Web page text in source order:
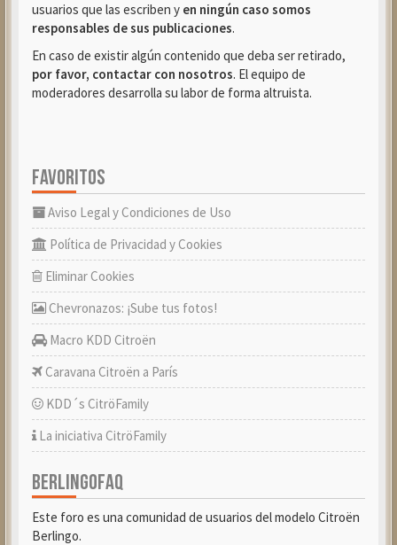
usuarios que las escriben y en ningún caso somos
responsables de sus publicaciones.
En caso de existir algún contenido que deba ser retirado,
por favor, contactar con nosotros. El equipo de
moderadores desarrolla su labor de forma altruista.
FAVORITOS
Aviso Legal y Condiciones de Uso
Política de Privacidad y Cookies
Eliminar Cookies
Chevronazos: ¡Sube tus fotos!
Macro KDD Citroën
Caravana Citroën a París
KDD´s CitröFamily
La iniciativa CitröFamily
BERLINGOFAQ
Este foro es una comunidad de usuarios del modelo Citroën
Berlingo.